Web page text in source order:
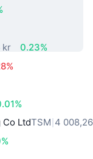
kr
0.23%
LtdTSM 4